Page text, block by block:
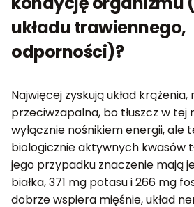
układu trawiennego,
odporności)?
Najwięcej zyskują układ
przeciwzapalna, bo tłuszcz w tej
wyłącznie nośnikiem energii, ale
biologicznie aktywnych kwasów
jego przypadku znaczenie mają
białka, 371 mg potasu i 266 mg
dobrze wspiera mięśnie, układ